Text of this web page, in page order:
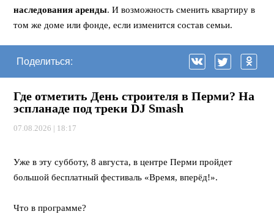
наследования аренды. И возможность сменить квартиру в
том же доме или фонде, если изменится состав семьи.
Поделиться:
Где отметить День строителя в Перми? На
эспланаде под треки DJ Smash
07.08.2026 | 18:17
Уже в эту субботу, 8 августа, в центре Перми пройдет
большой бесплатный фестиваль «Время, вперёд!».
Что в программе?